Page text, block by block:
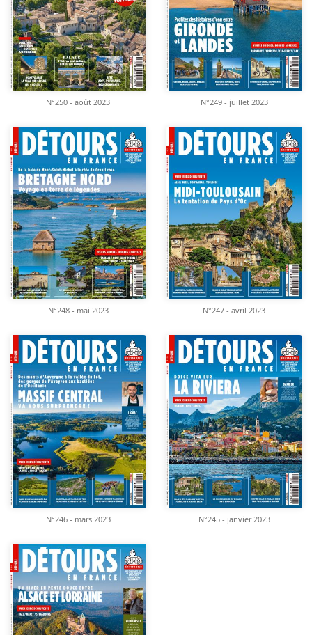
N°250 - août 2023 N°249 - juillet 2023
N°248 - mai 2023 N°247 - avril 2023
N°246 - mars 2023 N°245 - janvier 2023